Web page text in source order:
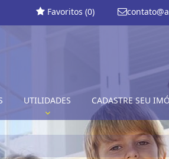
Favoritos (0)
UTILIDADES CADASTRE SEU